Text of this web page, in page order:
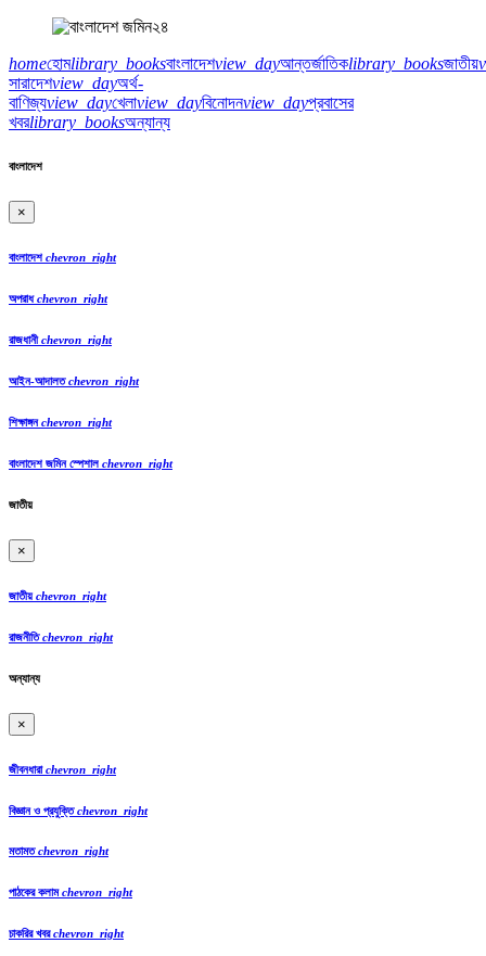
homeহোমlibrary_booksবাংলাদেশview_dayআন্তর্জাতিকlibrary_booksজাতীয়
সারাদেশview_dayঅর্থ-
বাণিজ্যview_dayখেলাview_dayবিনোদনview_dayপ্রবাসের
খবরlibrary_booksঅন্যান্য
বাংলাদেশ
×
বাংলাদেশ chevron_right
অপরাধchevron_right
রাজধানীchevron_right
আইন-আদালতchevron_right
শিক্ষাঙ্গনchevron_right
বাংলাদেশ জমিন স্পেশাল chevron_right
জাতীয়
×
জাতীয়chevron_right
রাজনীতিchevron_right
অন্যান্য
×
জীবনধারাchevron_right
বিজ্ঞান ও প্রযুক্তিchevron_right
মতামতchevron_right
পাঠকের কলামchevron_right
চাকরির খবরchevron_right